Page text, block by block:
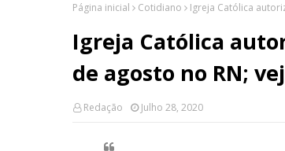
Página inicial Cotidiano Igreja Católica
Igreja Católica
de agosto no RN;
Redação Julho 28, 2020